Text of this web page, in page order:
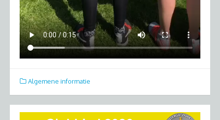
Algemene informatie